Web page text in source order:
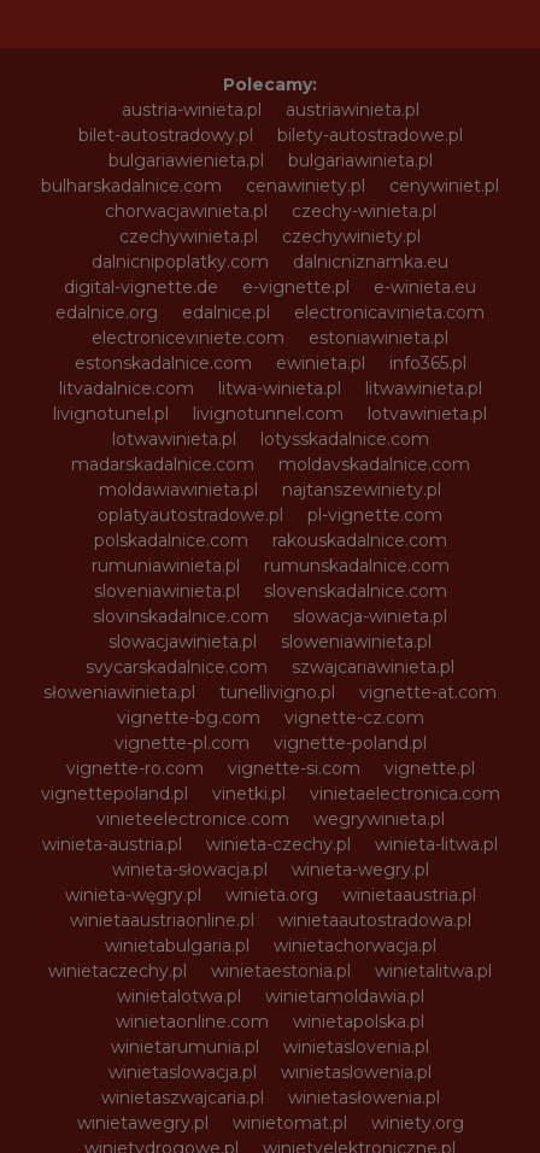
Polecamy:
austria-winieta.pl
austriawinieta.pl
bilet-autostradowy.pl
bilety-autostradowe.pl
bulgariawienieta.pl
bulgariawinieta.pl
bulharskadalnice.com
cenawiniety.pl
cenywiniet.pl
chorwacjawinieta.pl
czechy-winieta.pl
czechywinieta.pl
czechywiniety.pl
dalnicnipoplatky.com
dalnicniznamka.eu
digital-vignette.de
e-vignette.pl
e-winieta.eu
edalnice.org
edalnice.pl
electronicavinieta.com
electroniceviniete.com
estoniawinieta.pl
estonskadalnice.com
ewinieta.pl
info365.pl
litvadalnice.com
litwa-winieta.pl
litwawinieta.pl
livignotunel.pl
livignotunnel.com
lotvawinieta.pl
lotwawinieta.pl
lotysskadalnice.com
madarskadalnice.com
moldavskadalnice.com
moldawiawinieta.pl
najtanszewiniety.pl
oplatyautostradowe.pl
pl-vignette.com
polskadalnice.com
rakouskadalnice.com
rumuniawinieta.pl
rumunskadalnice.com
sloveniawinieta.pl
slovenskadalnice.com
slovinskadalnice.com
slowacja-winieta.pl
slowacjawinieta.pl
sloweniawinieta.pl
svycarskadalnice.com
szwajcariawinieta.pl
słoweniawinieta.pl
tunellivigno.pl
vignette-at.com
vignette-bg.com
vignette-cz.com
vignette-pl.com
vignette-poland.pl
vignette-ro.com
vignette-si.com
vignette.pl
vignettepoland.pl
vinetki.pl
vinietaelectronica.com
vinieteelectronice.com
wegrywinieta.pl
winieta-austria.pl
winieta-czechy.pl
winieta-litwa.pl
winieta-słowacja.pl
winieta-wegry.pl
winieta-węgry.pl
winieta.org
winietaaustria.pl
winietaaustriaonline.pl
winietaautostradowa.pl
winietabulgaria.pl
winietachorwacja.pl
winietaczechy.pl
winietaestonia.pl
winietalitwa.pl
winietalotwa.pl
winietamoldawia.pl
winietaonline.com
winietapolska.pl
winietarumunia.pl
winietaslovenia.pl
winietaslowacja.pl
winietaslowenia.pl
winietaszwajcaria.pl
winietasłowenia.pl
winietawegry.pl
winietomat.pl
winiety.org
winietydrogowe.pl
winietyelektroniczne.pl